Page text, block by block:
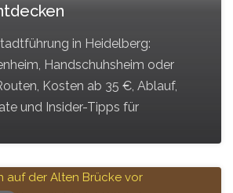
in Heidelberg:
Handschuhsheim oder
Kosten ab 35 €, Ablauf,
und Insider-Tipps für